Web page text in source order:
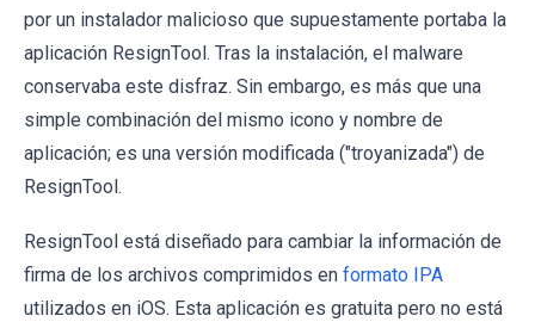
por un instalador malicioso que supuestamente portaba la
aplicación ResignTool. Tras la instalación, el malware
conservaba este disfraz. Sin embargo, es más que una
simple combinación del mismo icono y nombre de
aplicación; es una versión modificada ("troyanizada") de
ResignTool.
ResignTool está diseñado para cambiar la información de
firma de los archivos comprimidos en formato IPA
utilizados en iOS. Esta aplicación es gratuita pero no está